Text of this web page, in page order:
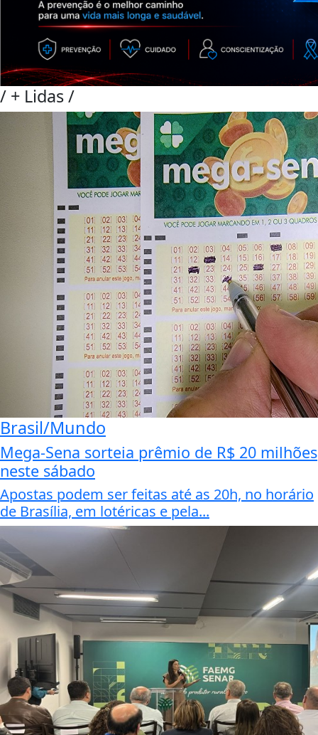
/ + Lidas/
Brasil/Mundo
Mega-Sena sorteia prêmio de R$ 20 milhões
neste sábado
Apostas podem ser feitas até as 20h, no horário
de Brasília, em lotéricas e pela...